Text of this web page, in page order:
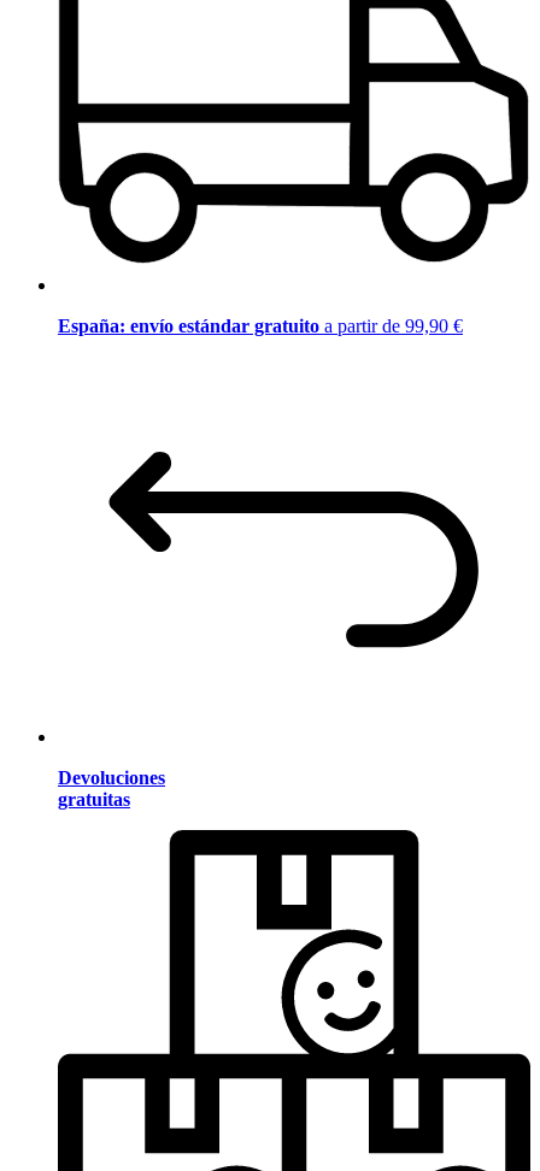
España: envío estándar gratuito a partir de 99,90 €
Devoluciones
gratuitas